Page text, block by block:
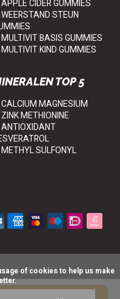
CIDER GUMMIES
STEUN
BASIS GUMMIES
KIND GUMMIES
TOP 5
MAGNESIUM
METHIONINE
SULFONYL